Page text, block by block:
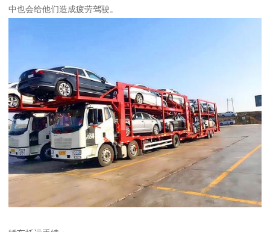
中也会给他们造成疲劳驾驶。